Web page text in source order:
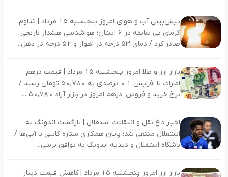
پیش‌بینی آب‌ و هوای امروز پنجشنبه ۱۵ مرداد | تداوم
گرمای بی‌ سابقه در ۶ استان؛ هواشناسی هشدار نارنجی
صادر کرد / دمای ۵۳ درجه در اهواز و ۵۲ درجه در دهل...
بازار ارز و طلا امروز پنجشنبه ۱۵ مرداد | قیمت درهم
امارات با افزایش ۰.۱ درصدی به ۵۰,۷۸۰ تومان رسید /
نرخ خرید و فروش؛ درهم امروز در بازار آزاد ۵۰,۷۸۰ ...
اخبار داغ نقل و انتقالات استقلال | بازگشت اندونگ به
استقلال منتفی شد؛ پایان همکاری ستاره گابنی با آبی‌ها /
باشگاه استقلال و دیدیه اندونگ به توافق نرسی...
بازار ارز امروز پنجشنبه ۱۵ مرداد | کاهش قیمت دینار